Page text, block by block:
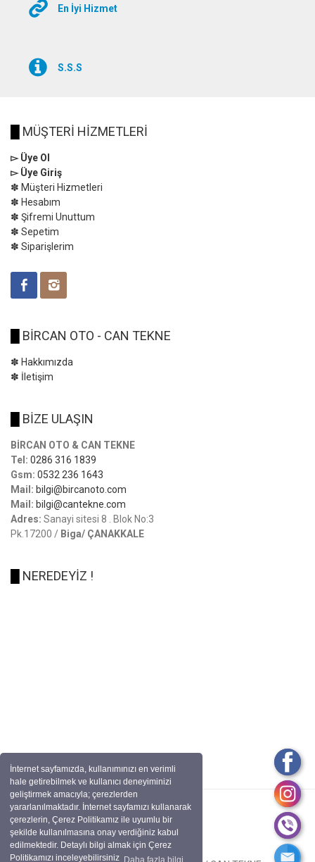
İnternet sayfamızda, kullanımınızı en verimli
hale getirebilmek ve kullanıcı deneyiminizi
geliştirmek amacıyla; çerezlerden
yararlanılmaktadır. İnternet sayfamızı kullanarak
çerezlerin, Çerez Politikamız ile uyumlu bir
şekilde kullanılmasına onay verdiğiniz kabul
edilmektedir. Detaylı bilgi almak için Çerez
Politikamızı inceleyebilirsiniz Daha fazla bilgi
En İyi Hizmet
S.S.S
MÜŞTERİ HİZMETLERİ
▻ Üye Ol
▻ Üye Giriş
✽ Müşteri Hizmetleri
✽ Hesabım
✽ Şifremi Unuttum
✽ Sepetim
✽ Siparişlerim
BİRCAN OTO - CAN TEKNE
✽ Hakkımızda
✽ İletişim
BİZE ULAŞIN
BİRCAN OTO & CAN TEKNE
Tel: 0286 316 1839
Gsm: 0532 236 1643
Mail: bilgi@bircanoto.com
Mail: bilgi@cantekne.com
Adres: Sanayi sitesi 8 . Blok No:3
Pk.17200 / Biga/ ÇANAKKALE
NEREDEYİZ !